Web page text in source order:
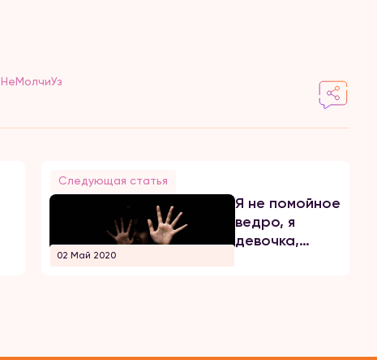
НеМолчиУз
Следующая статья
02 Май 2020
Я не помойное
ведро, я
девочка,